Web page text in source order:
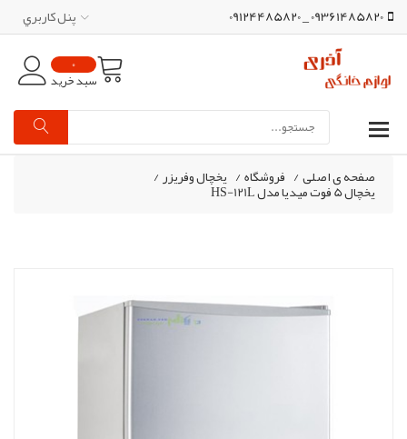
09361485820 _ 09124485820 پنل کاربري
0
سبد خرید
صفحه ی اصلی/ فروشگاه/ یخچال وفریزر/
یخچال 5 فوت میدیا مدل HS-121L